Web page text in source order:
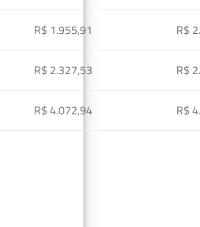
R$ 1.955,91
R$
R$ 2.327,53
R$
R$ 4.072,94 R$